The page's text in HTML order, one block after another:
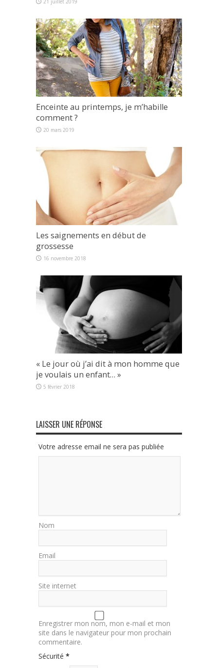
21 juillet 2019
Enceinte au printemps, je m’habille
comment ?
20 mars 2019
Les saignements en début de
grossesse
16 novembre 2018
« Le jour où j’ai dit à mon homme que
je voulais un enfant… »
5 février 2018
LAISSER UNE RÉPONSE
Votre adresse email ne sera pas publiée
Nom
Email
Site internet
Enregistrer mon nom, mon e-mail et mon
site dans le navigateur pour mon prochain
commentaire.
Sécurité *